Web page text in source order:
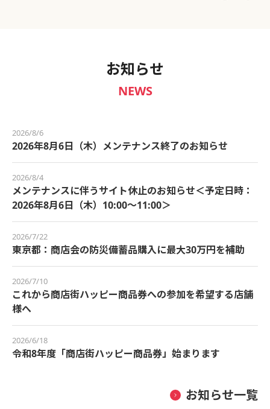
お知らせ
NEWS
2026/8/6
2026年8月6日（木）メンテナンス終了のお知らせ
2026/8/4
メンテナンスに伴うサイト休止のお知らせ＜予定日時：
2026年8月6日（木）10:00～11:00＞
2026/7/22
東京都：商店会の防災備蓄品購入に最大30万円を補助
2026/7/10
これから商店街ハッピー商品券への参加を希望する店舗
様へ
2026/6/18
令和8年度「商店街ハッピー商品券」始まります
お知らせ一覧